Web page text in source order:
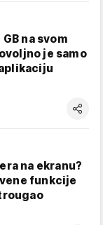
na svom
je samo
na ekranu?
funkcije